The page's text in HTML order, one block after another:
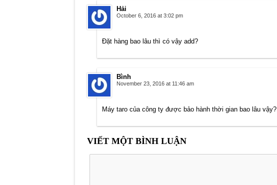
Hải
October 6, 2016 at 3:02 pm
Đặt hàng bao lâu thì có vậy add?
Bình
November 23, 2016 at 11:46 am
Máy taro của công ty được bảo hành thời gian bao lâu vậy?
VIẾT MỘT BÌNH LUẬN